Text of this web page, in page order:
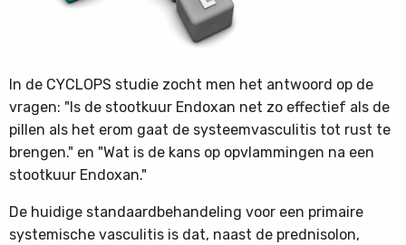
In de CYCLOPS studie zocht men het antwoord op de
vragen: "Is de stootkuur Endoxan net zo effectief als de
pillen als het erom gaat de systeemvasculitis tot rust te
brengen." en "Wat is de kans op opvlammingen na een
stootkuur Endoxan."
De huidige standaardbehandeling voor een primaire
systemische vasculitis is dat, naast de prednisolon,